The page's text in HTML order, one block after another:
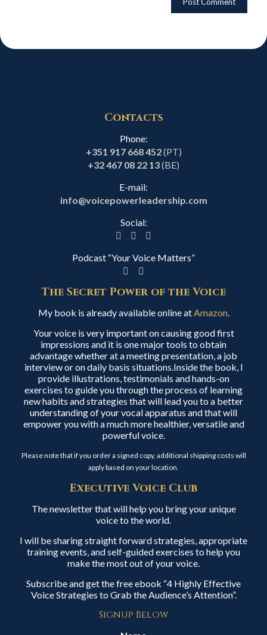
Contacts
Phone:
+351 917 668 452(PT)
+32 467 08 22 13(BE)
E-mail:
info@voicepowerleadership.com
Social:
Podcast “Your Voice Matters”
The Secret Power of the Voice
My book is already available online atAmazon.
Your voice is very important on causing good first
impressions and it is one major tools to obtain
advantage whether at a meeting presentation, a job
interview or on daily basis situations.Inside the book, I
provide illustrations, testimonials and hands-on
exercises to guide you through the process of learning
new habits and strategies that will lead you to a better
understanding of your vocal apparatus and that will
empower you with a much more healthier, versatile and
powerful voice.
Please note that if you order a signed copy, additional shipping costs will
apply based on your location.
Executive Voice Club
The newsletter that will help you bring your unique
voice to the world.
I will be sharing straight forward strategies, appropriate
training events, and self-guided exercises to help you
make the most out of your voice.
Subscribe and get the free ebook “4 Highly Effective
Voice Strategies to Grab the Audience’s Attention”.
Signup Below